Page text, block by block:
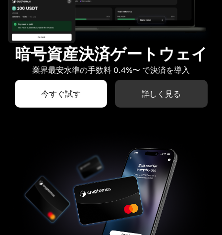
暗号資産決済ゲートウェイ
業界最安水準の手数料 0.4%〜 で決済を導入
今すぐ試す 詳しく見る